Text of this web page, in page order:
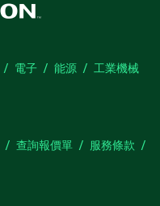
電子 能源
工業機械
查詢報價單
服務條款